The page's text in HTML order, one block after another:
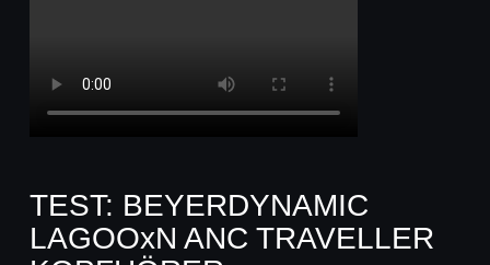
TEST: BEYERDYNAMIC
LAGOOxN ANC TRAVELLER